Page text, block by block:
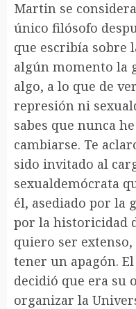
Martin se
único filósofo
que escribía sobre
algún momento la
algo, a lo que de
represión ni
sabes que nunca
cambiarse. Te
sido invitado al
sexualdemócrata
él, asediado por la
por la historicidad
quiero ser
tener un apagón.
decidió que era su
organizar la